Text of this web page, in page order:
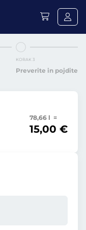
KORAK 3
Preverite in pojdite
78,66 l =
15,00 €